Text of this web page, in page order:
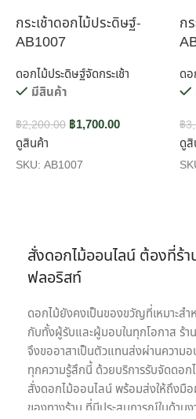
กระเช้าดอกไม้ประดิษฐ์-
AB1007
ดอกไม้ประดิษฐ์จัดกระเช้า
มีสินค้า
฿2,200.00 ฿1,700.00
ดูสินค้า
SKU: AB1007
ก
ดอ
฿
ดูสิ
สั่งดอกไม้ออนไลน์ ต้องที่ร้
ฟลอริสท์
ดอกไม้ยังคงเป็นของขวัญที่เหมาะส
กับทั้งผู้รับและผู้มอบในทุกโอกาส ร้
จึงขออาสาเป็นตัวแทนส่งผ่านความ
ทุกความรู้สึกนี้ ด้วยบริการรับจัดดอ
สั่งดอกไม้ออนไลน์ พร้อมส่งให้ถึงมื
ของทางร้าน ที่มีประสบการณ์ในด้าน